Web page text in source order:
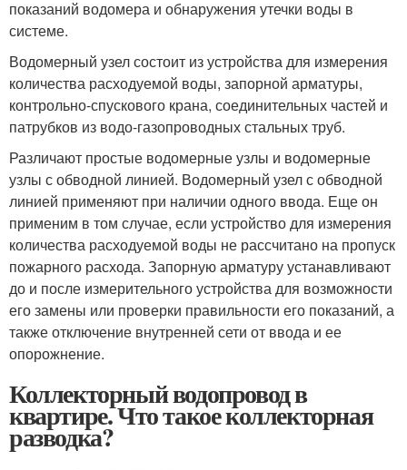
показаний водомера и обнаружения утечки воды в
системе.
Водомерный узел состоит из устройства для измерения
количества расходуемой воды, запорной арматуры,
контрольно-спускового крана, соединительных частей и
патрубков из водо-газопроводных стальных труб.
Различают простые водомерные узлы и водомерные
узлы с обводной линией. Водомерный узел с обводной
линией применяют при наличии одного ввода. Еще он
применим в том случае, если устройство для измерения
количества расходуемой воды не рассчитано на пропуск
пожарного расхода. Запорную арматуру устанавливают
до и после измерительного устройства для возможности
его замены или проверки правильности его показаний, а
также отключение внутренней сети от ввода и ее
опорожнение.
Коллекторный водопровод в
квартире. Что такое коллекторная
разводка?